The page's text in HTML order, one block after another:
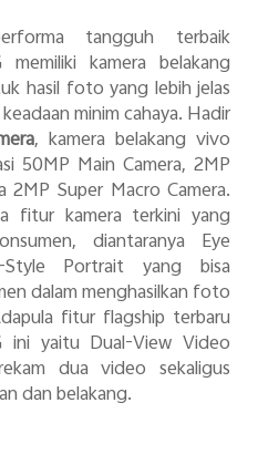
tangguh terbaik
kamera belakang
hasil foto yang lebih jelas
minim cahaya. Hadir
, kamera belakang vivo
50MP Main Camera, 2MP
2MP Super Macro Camera.
fitur kamera terkini yang
diantaranya Eye
Portrait yang bisa
dalam menghasilkan foto
fitur flagship terbaru
yaitu Dual-View Video
dua video sekaligus
dan belakang.